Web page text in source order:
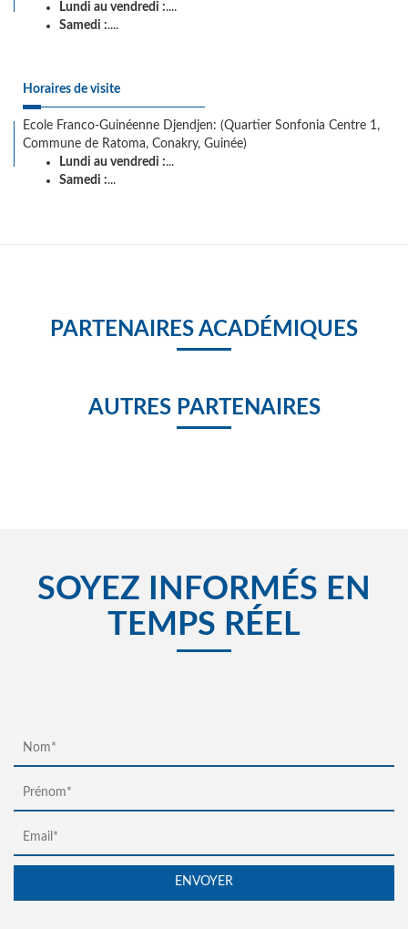
Lundi au vendredi :....
Samedi :....
Horaires de visite
Ecole Franco-Guinéenne Djendjen: (Quartier Sonfonia Centre 1,
Commune de Ratoma, Conakry, Guinée)
Lundi au vendredi :...
Samedi :...
PARTENAIRES ACADÉMIQUES
AUTRES PARTENAIRES
SOYEZ INFORMÉS EN
TEMPS RÉEL